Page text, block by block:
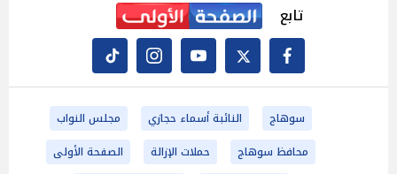
تابع
سوهاج النائبة أسماء حجازي
مجلس النواب
محافظ سوهاج
حملات الإزالة
الصفحة الأولى